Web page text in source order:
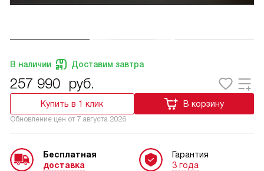
В наличии Доставим завтра
257 990 руб.
Купить в 1 клик В корзину
Обновление цен от 7 августа 2026
Бесплатная
доставка
Гарантия
3 года